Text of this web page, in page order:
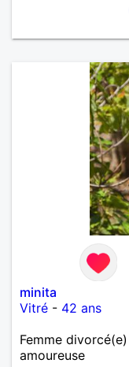
minita
Vitré - 42 ans
Femme
amoureuse